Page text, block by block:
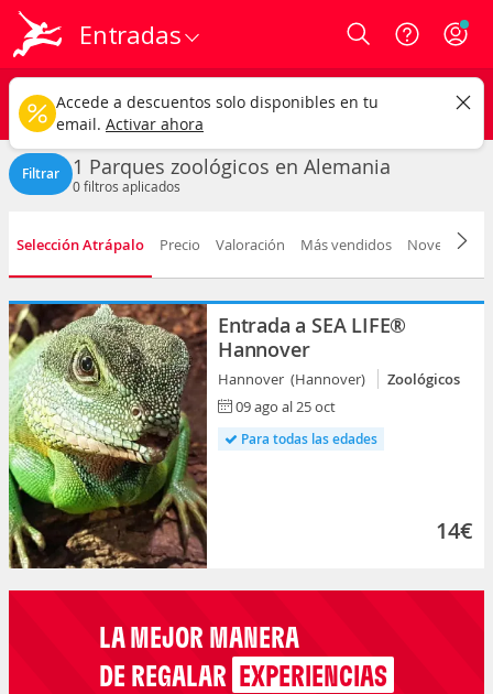
Entradas Login
Alemania
Zoológicos Cualquier fecha
CAMBIAR
Filtrar 1 Parques zoológicos en Alemania
0filtros aplicados
Selección Atrápalo Precio Valoración Más vendidos Novedad
Entrada a SEA LIFE®
Hannover
Hannover (Hannover)
Zoológicos
09 ago al 25 oct
Para todas las edades
14€
LA MEJOR MANERA
DE REGALAR EXPERIENCIAS
Accede a descuentos solo disponibles en tu
email. Activar ahora